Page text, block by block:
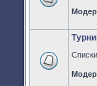
Нет
Нет